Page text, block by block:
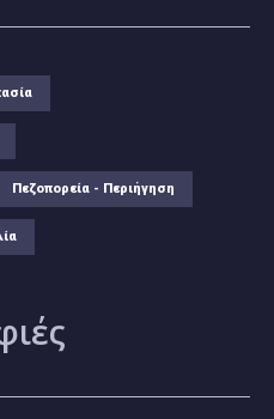
Πεζοπορεία - Περιήγηση